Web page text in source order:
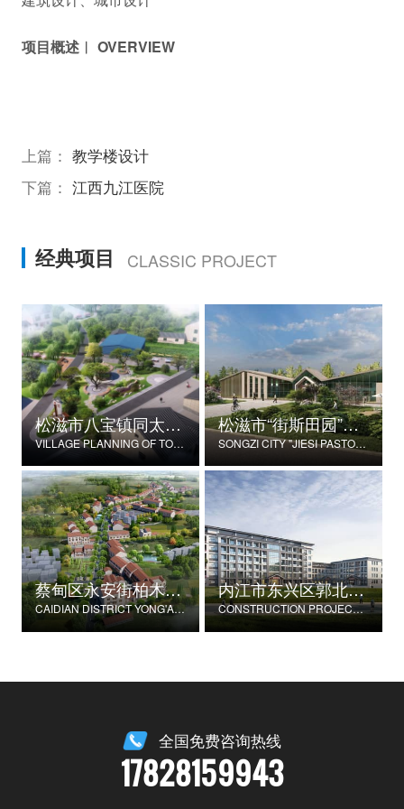
项目概述︱ OVERVIEW
上篇： 教学楼设计
下篇： 江西九江医院
经典项目 CLASSIC PROJECT
松滋市八宝镇同太湖村村庄规划
VILLAGE PLANNING OF TONGTAIHU VILLAGE, BABAO TOWN, SONGZI CITY
松滋市“街斯田园”美丽乡村示范片建设项目
SONGZI CITY "JIESI PASTORAL" BEAUTIFUL RURAL DEMONSTRATION FILM CONSTRUCTION PROJECT
蔡甸区永安街柏木村郭家庄湾省级美丽乡村试点建设项目
CAIDIAN DISTRICT YONG'AN STREET CYPRESS VILLAGE GUOJIAZHUANG BAY PROVINCIAL BEAUTIFUL VILLAGE PILOT CONSTRUCTION PROJECT
内江市东兴区郭北养老服务中心建设项目
CONSTRUCTION PROJECT OF GUOBEI ELDERLY SERVICE CENTER IN DONGXING DISTRICT, NEIJIANG CITY
全国免费咨询热线
17828159943